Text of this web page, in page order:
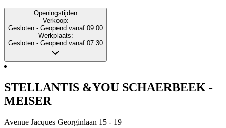
Openingstijden
Verkoop:
Gesloten - Geopend vanaf 09:00
Werkplaats:
Gesloten - Geopend vanaf 07:30
STELLANTIS &YOU SCHAERBEEK -
MEISER
Avenue Jacques Georginlaan 15 - 19